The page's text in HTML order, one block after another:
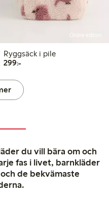
Ryggsäck i pile
299:-299,00 kr
du vill bära om och
fas i livet, barnkläder
de bekvämaste